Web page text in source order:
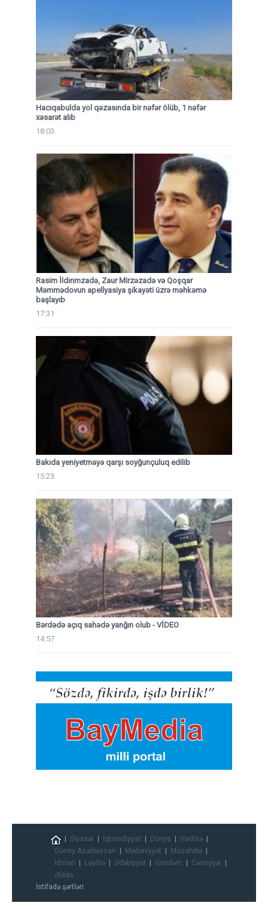
Hacıqabulda yol qəzasında bir nəfər ölüb, 1 nəfər
xəsarət alıb
18:03
Rasim İldırımzadə, Zaur Mirzəzadə və Qoşqar
Məmmədovun apellyasiya şikayəti üzrə məhkəmə
başlayıb
17:31
Bakıda yeniyetməyə qarşı soyğunçuluq edilib
15:23
Bərdədə açıq sahədə yanğın olub - VİDEO
14:57
Siyasət İqtisadiyyat Dünya
Hadisə
Güney Azərbaycan
Mədəniyyət
Müsahibə
İdman
Layihə Ədəbiyyat Gündəm
Cəmiyyət
Əlaqə
İstifadə şərtləri